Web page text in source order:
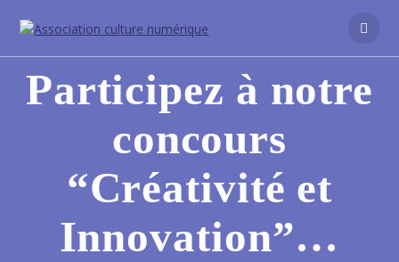
Participez à notre
concours
“Créativité et
Innovation”…